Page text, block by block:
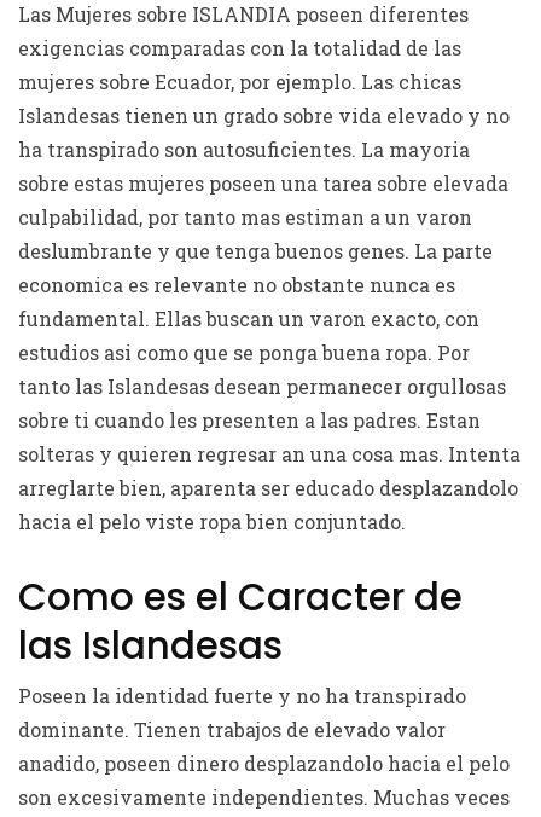
Las Mujeres sobre ISLANDIA poseen diferentes
exigencias comparadas con la totalidad de las
mujeres sobre Ecuador, por ejemplo. Las chicas
Islandesas tienen un grado sobre vida elevado y no
ha transpirado son autosuficientes. La mayoria
sobre estas mujeres poseen una tarea sobre elevada
culpabilidad, por tanto mas estiman a un varon
deslumbrante y que tenga buenos genes. La parte
economica es relevante no obstante nunca es
fundamental. Ellas buscan un varon exacto, con
estudios asi­ como que se ponga buena ropa. Por
tanto las Islandesas desean permanecer orgullosas
sobre ti cuando les presenten a las padres. Estan
solteras y quieren regresar an una cosa mas. Intenta
arreglarte bien, aparenta ser educado desplazandolo
hacia el pelo viste ropa bien conjuntado.
Como es el Caracter de
las Islandesas
Poseen la identidad fuerte y no ha transpirado
dominante. Tienen trabajos de elevado valor
anadido, poseen dinero desplazandolo hacia el pelo
son excesivamente independientes. Muchas veces